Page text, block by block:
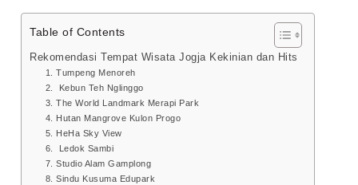
Table of Contents
Rekomendasi Tempat Wisata Jogja Kekinian dan Hits
1. Tumpeng Menoreh
2. Kebun Teh Nglinggo
3. The World Landmark Merapi Park
4. Hutan Mangrove Kulon Progo
5. HeHa Sky View
6. Ledok Sambi
7. Studio Alam Gamplong
8. Sindu Kusuma Edupark